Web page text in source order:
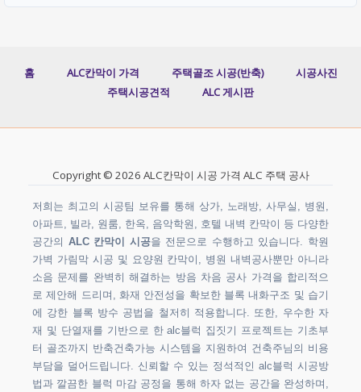
홈 ALC칸막이 가격 주택골조 시공(반축)
시공사진
주택시공견적
ALC 게시판
Copyright © 2026 ALC칸막이 시공 가격 ALC 주택 공사
저희는 최고의 시공팀 보유를 통해 상가, 노래방, 사무실, 병원,
아파트, 빌라, 원룸, 한옥, 음악학원, 호텔 내벽 칸막이 등 다양한
공간의 ALC 칸막이 시공을 전문으로 수행하고 있습니다. 학원
가벽 가림막 시공 및 요양원 칸막이, 병원 내벽공사뿐만 아니라
소음 문제를 완벽히 해결하는 방음 차음 공사 가격을 합리적으
로 제안해 드리며, 화재 안전성을 확보한 블록 내화구조 및 습기
에 강한 블록 방수 공법을 철저히 적용합니다. 또한, 우수한 자
재 및 단열재를 기반으로 한 alc블럭 집짓기 프로젝트는 기초부
터 골조까지 반축건축가능 시스템을 지원하여 건축주님의 비용
부담을 덜어드립니다. 신뢰할 수 있는 정석적인 alc블럭 시공방
법과 깔끔한 블럭 마감 공정을 통해 하자 없는 공간을 완성하며,